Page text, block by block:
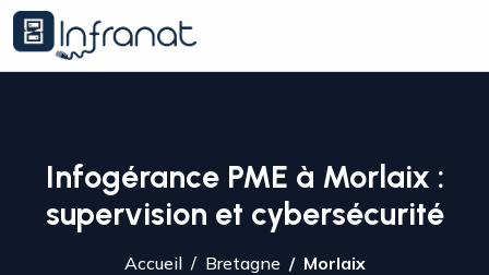
Infogérance PME à Morlaix :
supervision et cybersécurité
Accueil Bretagne Morlaix